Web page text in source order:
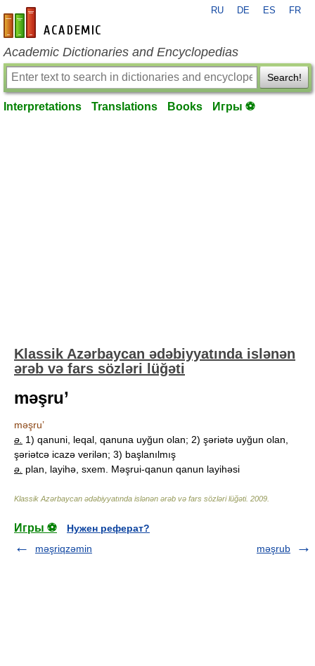
en-academic.com
RU DE ES FR
Academic Dictionaries and Encyclopedias
Search!
Interpretations Translations Books Игры ⚽
Klassik Azərbaycan ədəbiyyatında islənən
ərəb və fars sözləri lüğəti
məşru’
məşru’
ə. 1) qanuni, leqal, qanuna uyğun olan; 2) şəriətə uyğun olan,
şəriətcə icazə verilən; 3) başlanılmış
ə. plan, layihə, sxem. Məşrui-qanun qanun layihəsi
Klassik Azərbaycan ədəbiyyatında islənən ərəb və fars sözləri lüğəti. 2009
Игры ⚽
Нужен реферат?
məşriqzəmin
məşrub